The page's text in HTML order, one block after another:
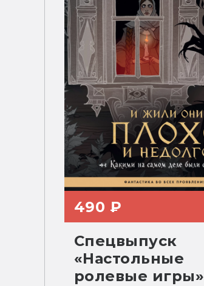
490 ₽
Спецвыпуск
«Настольные
ролевые игры»